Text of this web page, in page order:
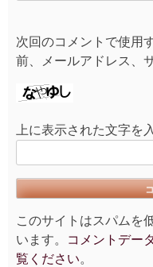
次回のコメントで使用
前、メールアドレス、
上に表示された文字を
このサイトはスパムを
います。
コメントデー
覧ください。